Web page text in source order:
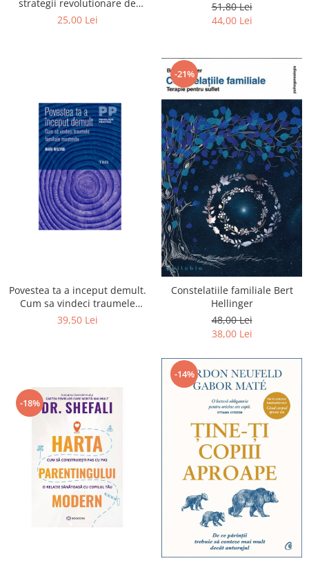
strategii revolutionare de
dezvoltare unitara a creierului
25,00 Lei
51,80 Lei
44,00 Lei
Povestea ta a inceput demult.
Cum sa vindeci traumele
familiale mostenite - Mark
39,50 Lei
-21%
Constelatiile familiale Bert
Hellinger
48,00 Lei
38,00 Lei
-18%
-14%